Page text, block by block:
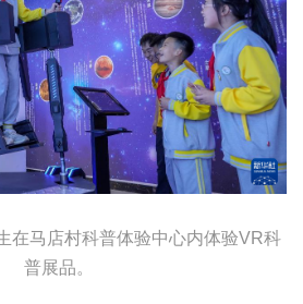
在马店村科普体验中心内体验VR科
普展品。